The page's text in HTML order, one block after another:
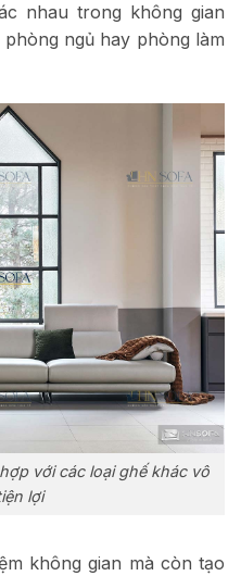
nhau trong không gian
ngủ hay phòng làm
với các loại ghế khác vô
lợi
không gian mà còn tạo